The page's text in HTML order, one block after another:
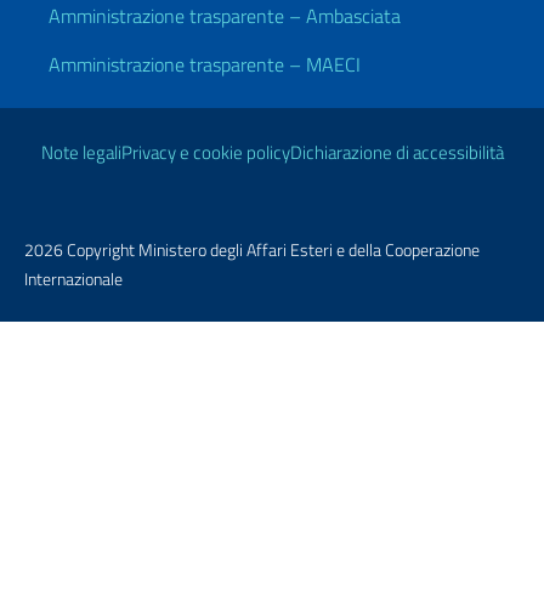
Amministrazione trasparente – Ambasciata
Amministrazione trasparente – MAECI
Link Utili
Note legaliPrivacy e cookie policyDichiarazione di accessibilità
2026 Copyright Ministero degli Affari Esteri e della Cooperazione
Internazionale